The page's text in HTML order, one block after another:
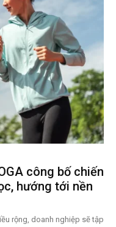
công bố chiến
hướng tới nền
rộng, doanh nghiệp sẽ tập